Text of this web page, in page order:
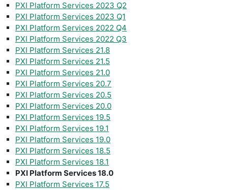
PXI Platform Services 2023 Q2
PXI Platform Services 2023 Q1
PXI Platform Services 2022 Q4
PXI Platform Services 2022 Q3
PXI Platform Services 21.8
PXI Platform Services 21.5
PXI Platform Services 21.0
PXI Platform Services 20.7
PXI Platform Services 20.5
PXI Platform Services 20.0
PXI Platform Services 19.5
PXI Platform Services 19.1
PXI Platform Services 19.0
PXI Platform Services 18.5
PXI Platform Services 18.1
PXI Platform Services 18.0
PXI Platform Services 17.5